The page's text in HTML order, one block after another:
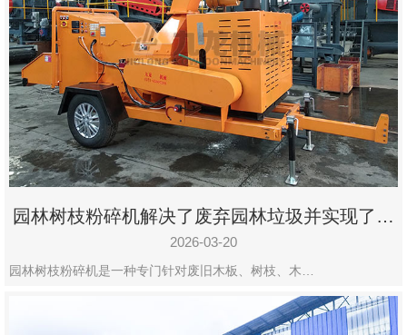
园林树枝粉碎机解决了废弃园林垃圾并实现了再
利用
2026-03-20
园林树枝粉碎机是一种专门针对废旧木板、树枝、木…